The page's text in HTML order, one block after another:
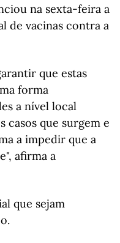
na sexta-feira a
de vacinas contra a
que estas
forma
a nível local
casos que surgem e
a impedir que a
afirma a
que sejam